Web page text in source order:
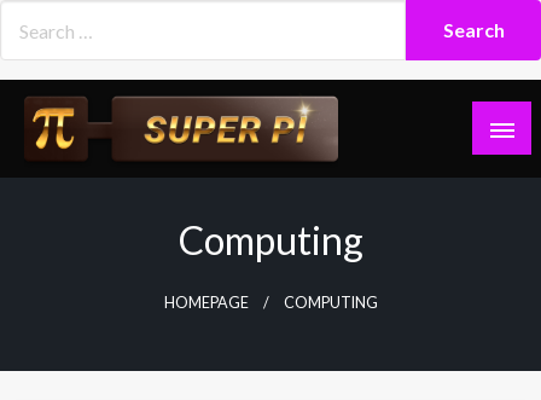
content
Computing
HOMEPAGE COMPUTING